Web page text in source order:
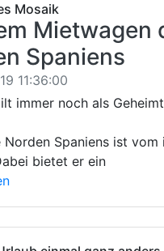
Mosaik
Mietwagen
Spaniens
11:36:00
immer noch als
Norden Spaniens ist
bietet er ein